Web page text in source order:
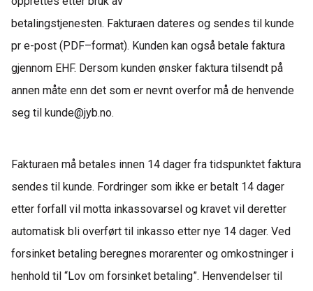
betalingstjenesten. Fakturaen dateres og sendes til kunde
pr e-post (PDF–format). Kunden kan også betale faktura
gjennom EHF. Dersom kunden ønsker faktura tilsendt på
annen måte enn det som er nevnt overfor må de henvende
seg til kunde@jyb.no.
Fakturaen må betales innen 14 dager fra tidspunktet faktura
sendes til kunde. Fordringer som ikke er betalt 14 dager
etter forfall vil motta inkassovarsel og kravet vil deretter
automatisk bli overført til inkasso etter nye 14 dager. Ved
forsinket betaling beregnes morarenter og omkostninger i
henhold til “Lov om forsinket betaling”. Henvendelser til